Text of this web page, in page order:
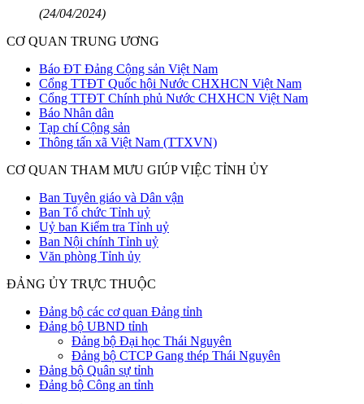
(24/04/2024)
CƠ QUAN TRUNG ƯƠNG
Báo ĐT Đảng Cộng sản Việt Nam
Cổng TTĐT Quốc hội Nước CHXHCN Việt Nam
Cổng TTĐT Chính phủ Nước CHXHCN Việt Nam
Báo Nhân dân
Tạp chí Cộng sản
Thông tấn xã Việt Nam (TTXVN)
CƠ QUAN THAM MƯU GIÚP VIỆC TỈNH ỦY
Ban Tuyên giáo và Dân vận
Ban Tổ chức Tỉnh uỷ
Uỷ ban Kiểm tra Tỉnh uỷ
Ban Nội chính Tỉnh uỷ
Văn phòng Tỉnh ủy
ĐẢNG ỦY TRỰC THUỘC
Đảng bộ các cơ quan Đảng tỉnh
Đảng bộ UBND tỉnh
Đảng bộ Đại học Thái Nguyên
Đảng bộ CTCP Gang thép Thái Nguyên
Đảng bộ Quân sự tỉnh
Đảng bộ Công an tỉnh